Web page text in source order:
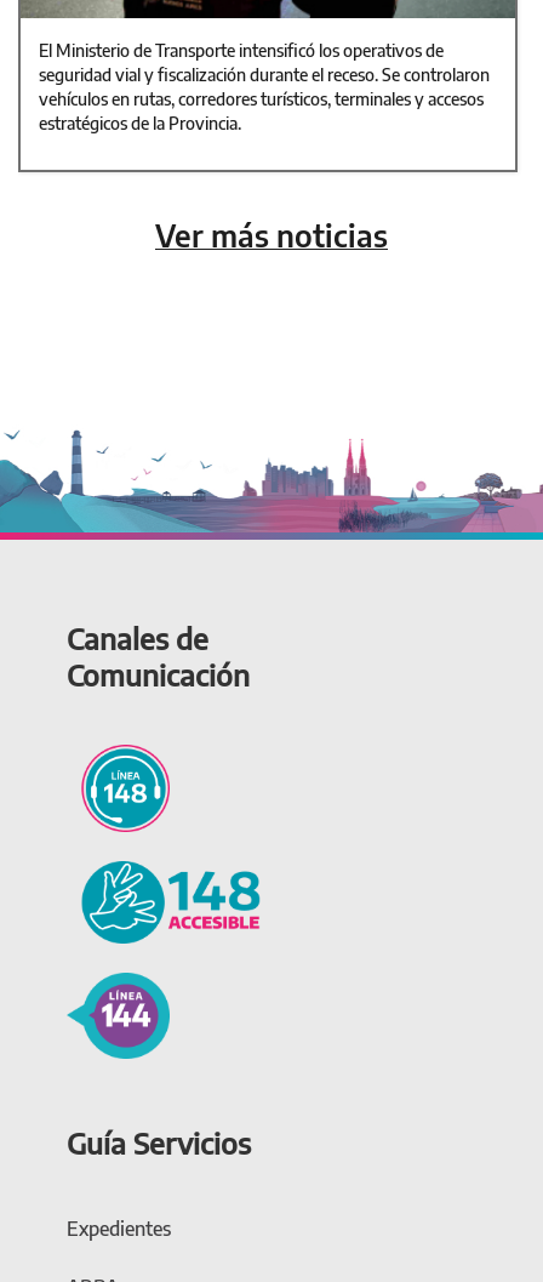
El Ministerio de Transporte intensificó los operativos de
seguridad vial y fiscalización durante el receso. Se controlaron
vehículos en rutas, corredores turísticos, terminales y accesos
estratégicos de la Provincia.
Ver más noticias
Canales de
Comunicación
Guía Servicios
Expedientes